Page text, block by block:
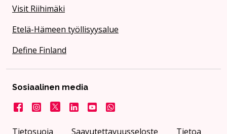
Visit Riihimäki
Etelä-Hämeen työllisyysalue
Define Finland
Tietosuoja Saavutettavuusseloste Tietoa
Sosiaalinen media
FacebookInstagram
X LinkedInYouTubeKaupunki WhatsApissa